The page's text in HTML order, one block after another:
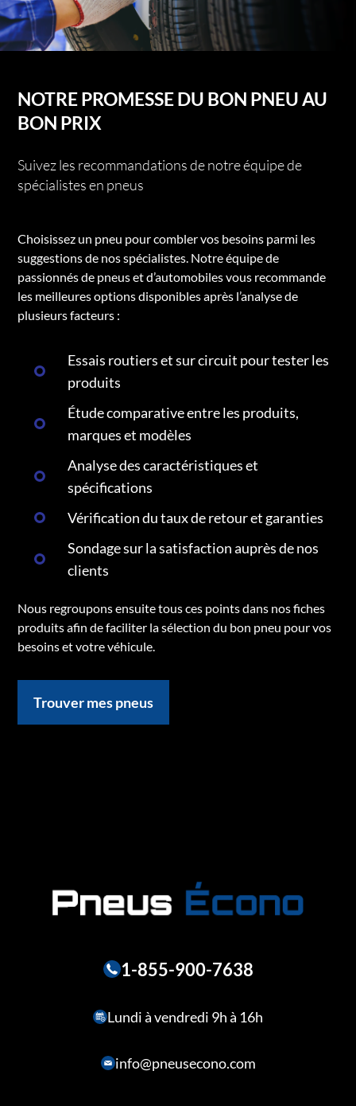
NOTRE PROMESSE DU BON PNEU AU
BON PRIX
Suivez les recommandations de notre équipe de
spécialistes en pneus
Choisissez un pneu pour combler vos besoins parmi les
suggestions de nos spécialistes. Notre équipe de
passionnés de pneus et d’automobiles vous recommande
les meilleures options disponibles après l’analyse de
plusieurs facteurs :
Essais routiers et sur circuit pour tester les
produits
Étude comparative entre les produits,
marques et modèles
Analyse des caractéristiques et
spécifications
Vérification du taux de retour et garanties
Sondage sur la satisfaction auprès de nos
clients
Nous regroupons ensuite tous ces points dans nos fiches
produits afin de faciliter la sélection du bon pneu pour vos
besoins et votre véhicule.
Trouver mes pneus
1-855-900-7638
Lundi à vendredi 9h à 16h
info@pneusecono.com